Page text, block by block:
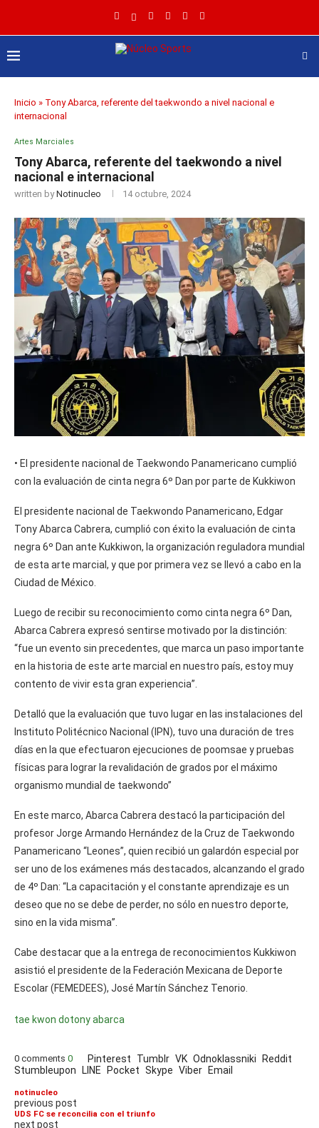
Inicio » Tony Abarca, referente del taekwondo a nivel nacional e
internacional
Artes Marciales
Tony Abarca, referente del taekwondo a nivel
nacional e internacional
written byNotinucleo 14 octubre, 2024
• El presidente nacional de Taekwondo Panamericano cumplió
con la evaluación de cinta negra 6º Dan por parte de Kukkiwon
El presidente nacional de Taekwondo Panamericano, Edgar
Tony Abarca Cabrera, cumplió con éxito la evaluación de cinta
negra 6º Dan ante Kukkiwon, la organización reguladora mundial
de esta arte marcial, y que por primera vez se llevó a cabo en la
Ciudad de México.
Luego de recibir su reconocimiento como cinta negra 6º Dan,
Abarca Cabrera expresó sentirse motivado por la distinción:
“fue un evento sin precedentes, que marca un paso importante
en la historia de este arte marcial en nuestro país, estoy muy
contento de vivir esta gran experiencia”.
Detalló que la evaluación que tuvo lugar en las instalaciones del
Instituto Politécnico Nacional (IPN), tuvo una duración de tres
días en la que efectuaron ejecuciones de poomsae y pruebas
físicas para lograr la revalidación de grados por el máximo
organismo mundial de taekwondo”
En este marco, Abarca Cabrera destacó la participación del
profesor Jorge Armando Hernández de la Cruz de Taekwondo
Panamericano “Leones”, quien recibió un galardón especial por
ser uno de los exámenes más destacados, alcanzando el grado
de 4º Dan: “La capacitación y el constante aprendizaje es un
deseo que no se debe de perder, no sólo en nuestro deporte,
sino en la vida misma”.
Cabe destacar que a la entrega de reconocimientos Kukkiwon
asistió el presidente de la Federación Mexicana de Deporte
Escolar (FEMEDEES), José Martín Sánchez Tenorio.
tae kwon dotony abarca
0 comments 0 Pinterest Tumblr VK Odnoklassniki
Reddit
Stumbleupon
LINE Pocket Skype Viber Email
notinucleo
previous post
UDS FC se reconcilia con el triunfo
next post